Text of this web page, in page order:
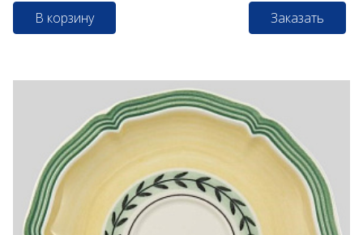
В корзину Заказать